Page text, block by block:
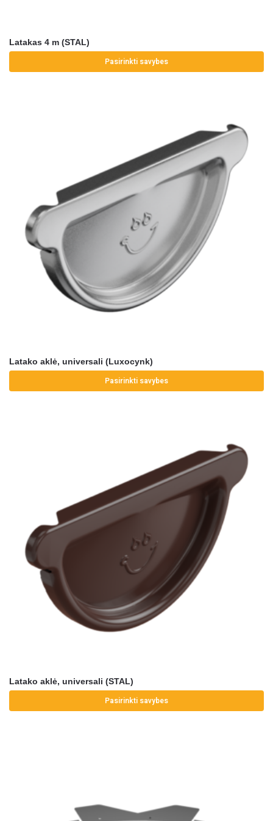
Latakas 4 m (STAL)
Pasirinkti savybes
Latako aklė, universali (Luxocynk)
Pasirinkti savybes
Latako aklė, universali (STAL)
Pasirinkti savybes